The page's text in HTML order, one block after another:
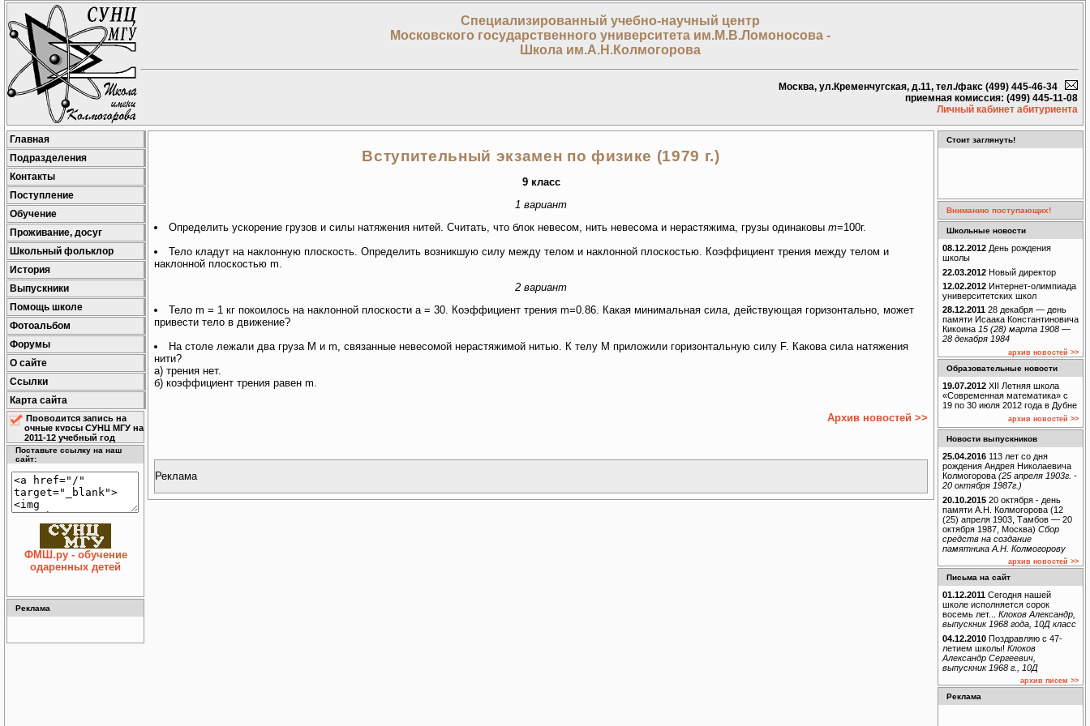
Специализированный учебно-научный центр
Московского государственного университета им.М.В.Ломоносова -
Школа им.А.Н.Колмогорова
Москва, ул.Кременчугская, д.11, тел./факс (499) 445-46-34
приемная комиссия: (499) 445-11-08
Личный кабинет абитуриента
Главная
Подразделения
Контакты
Поступление
Обучение
Проживание, досуг
Школьный фольклор
История
Выпускники
Помощь школе
Фотоальбом
Форумы
О сайте
Ссылки
Карта сайта
Проводится запись на
очные курсы СУНЦ МГУ на
2011-12 учебный год
Поставьте ссылку на наш
сайт:
ФМШ.ру - обучение
одаренных детей
Реклама
Вступительный экзамен по физике (1979 г.)
9 класс
1 вариант
Определить ускорение грузов и силы натяжения нитей. Считать, что блок невесом, нить невесома и нерастяжима, грузы одинаковыm=100г.
Тело кладут на наклонную плоскость. Определить возникшую силу между телом и наклонной плоскостью. Коэффициент трения между телом и
наклонной плоскостью m.
2 вариант
Тело m = 1 кг покоилось на наклонной плоскости a = 30. Коэффициент трения m=0.86. Какая минимальная сила, действующая горизонтально, может
привести тело в движение?
На столе лежали два груза M и m, связанные невесомой нерастяжимой нитью. К телу M приложили горизонтальную силу F. Какова сила натяжения
нити?
а) трения нет.
б) коэффициент трения равен m.
Архив новостей >>
Реклама
Стоит заглянуть!
Вниманию поступающих!
Школьные новости
08.12.2012 День рождения
школы
22.03.2012 Новый директор
12.02.2012 Интернет-олимпиада
университетских школ
28.12.2011 28 декабря — день
памяти Исаака Константиновича
Кикоина 15 (28) марта 1908 —
28 декабря 1984
архив новостей >>
Образовательные новости
19.07.2012 XII Летняя школа
«Современная математика» с
19 по 30 июля 2012 года в Дубне
архив новостей >>
Новости выпускников
25.04.2016 113 лет со дня
рождения Андрея Николаевича
Колмогорова (25 апреля 1903г. -
20 октября 1987г.)
20.10.2015 20 октября - день
памяти А.Н. Колмогорова (12
(25) апреля 1903, Тамбов — 20
октября 1987, Москва) Сбор
средств на создание
памятника А.Н. Колмогорову
архив новостей >>
Письма на сайт
01.12.2011 Сегодня нашей
школе исполняется сорок
восемь лет... Клоков Александр,
выпускник 1968 года, 10Д класс
04.12.2010 Поздравляю с 47-
летием школы! Клоков
Александр Сергеевич,
выпускник 1968 г., 10Д
архив писем >>
Реклама